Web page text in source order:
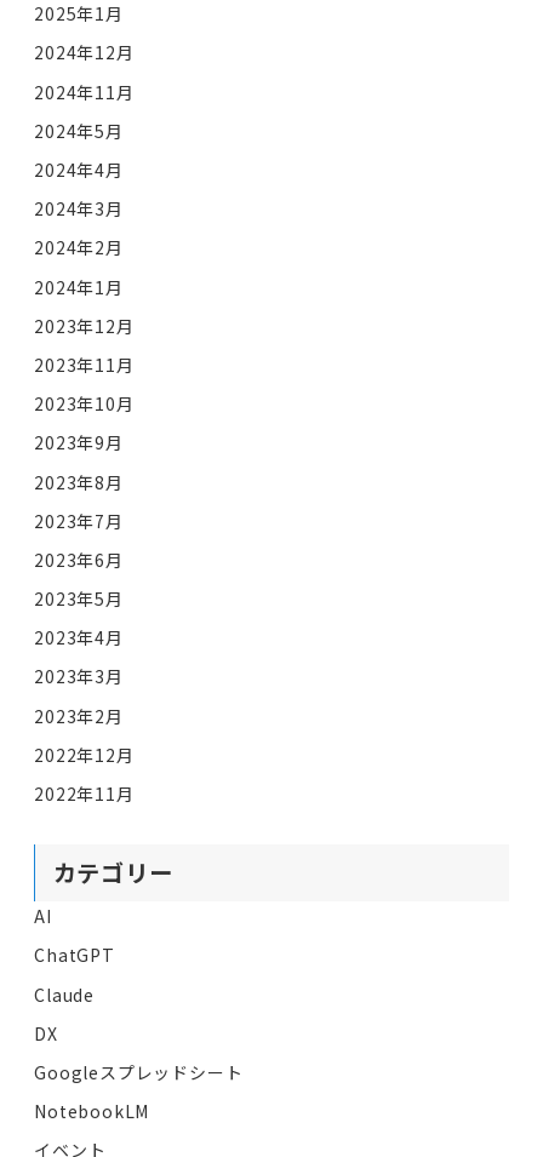
2025年1月
2024年12月
2024年11月
2024年5月
2024年4月
2024年3月
2024年2月
2024年1月
2023年12月
2023年11月
2023年10月
2023年9月
2023年8月
2023年7月
2023年6月
2023年5月
2023年4月
2023年3月
2023年2月
2022年12月
2022年11月
カテゴリー
AI
ChatGPT
Claude
DX
Googleスプレッドシート
NotebookLM
イベント